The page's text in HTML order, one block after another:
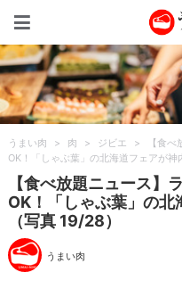
うまい肉 > 肉 > ジビエ >
【食
OK！「しゃぶ葉」の北海道フェアが神
【食べ放題ニュース】
OK！「しゃぶ葉」の
（写真 19/28）
うまい肉